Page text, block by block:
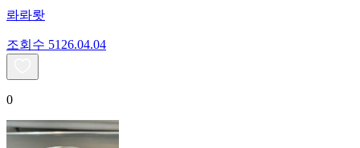
롸롸뢋
조회수 51 26.04.04
0